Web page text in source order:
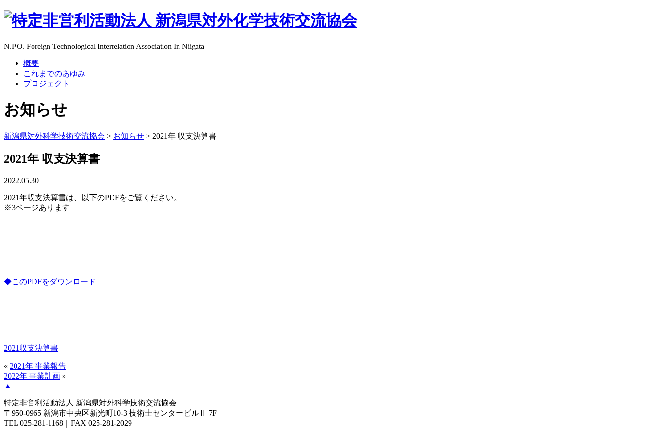
N.P.O. Foreign Technological Interrelation Association In Niigata
概要
これまでのあゆみ
プロジェクト
お知らせ
新潟県対外科学技術交流協会 > お知らせ > 2021年 収支決算書
2021年 収支決算書
2022.05.30
2021年収支決算書は、以下のPDFをご覧ください。
※3ページあります
◆このPDFをダウンロード
2021収支決算書
« 2021年 事業報告
2022年 事業計画 »
▲
特定非営利活動法人 新潟県対外科学技術交流協会
〒950-0965 新潟市中央区新光町10-3 技術士センタービルⅡ 7F
TEL 025-281-1168｜FAX 025-281-2029